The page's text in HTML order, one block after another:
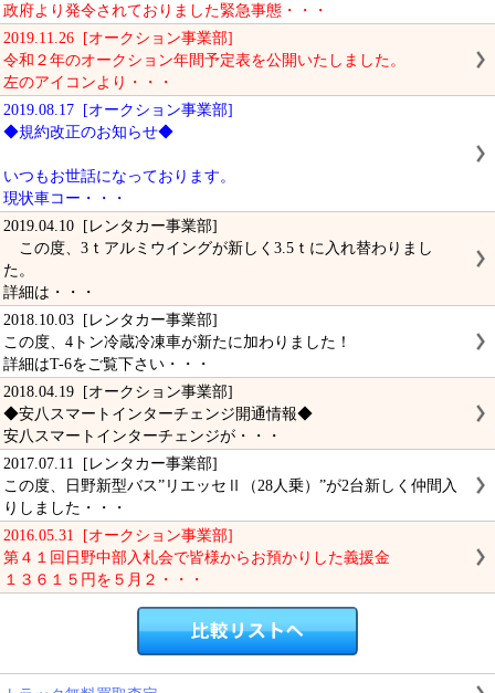
政府より発令されておりました緊急事態・・・
2019.11.26 [オークション事業部]
令和２年のオークション年間予定表を公開いたしました。
左のアイコンより・・・
2019.08.17 [オークション事業部]
◆規約改正のお知らせ◆
いつもお世話になっております。
現状車コー・・・
2019.04.10 [レンタカー事業部]
この度、3ｔアルミウイングが新しく3.5ｔに入れ替わりまし
た。
詳細は・・・
2018.10.03 [レンタカー事業部]
この度、4トン冷蔵冷凍車が新たに加わりました！
詳細はT-6をご覧下さい・・・
2018.04.19 [オークション事業部]
◆安八スマートインターチェンジ開通情報◆
安八スマートインターチェンジが・・・
2017.07.11 [レンタカー事業部]
この度、日野新型バス”リエッセⅡ（28人乗）”が2台新しく仲間入
りしました・・・
2016.05.31 [オークション事業部]
第４１回日野中部入札会で皆様からお預かりした義援金
１３６１５円を５月２・・・